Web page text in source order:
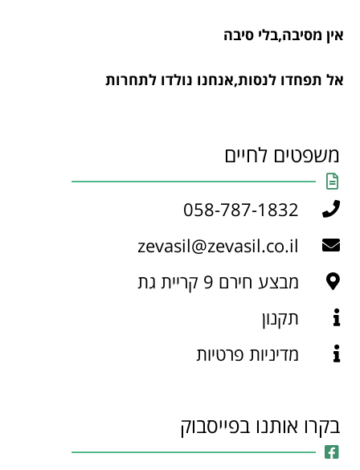
אין מסיבה,בלי סיבה
אל תפחדו לנסות,אנחנו נולדו לתחרות
משפטים לחיים
058-787-1832
zevasil@zevasil.co.il
מבצע חירם 9 קריית גת
תקנון
מדיניות פרטיות
בקרו אותנו בפייסבוק